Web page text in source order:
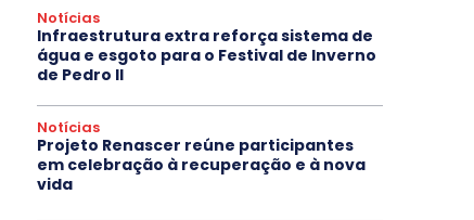
Notícias
Infraestrutura extra reforça sistema de
água e esgoto para o Festival de Inverno
de Pedro II
Notícias
Projeto Renascer reúne participantes
em celebração à recuperação e à nova
vida